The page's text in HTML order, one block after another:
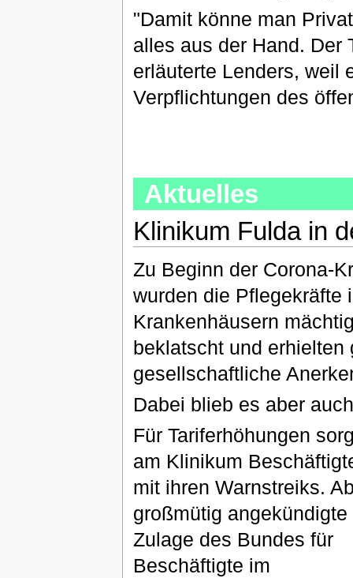
"Damit könne man
alles aus der Hand. Der
erläuterte Lenders, weil
Verpflichtungen des
Aktuelles
Klinikum Fulda in
Zu Beginn der Corona-
wurden die Pflegekräfte
Krankenhäusern
beklatscht und erhielten
gesellschaftliche
Dabei blieb es aber
Für Tariferhöhungen
am Klinikum
mit ihren Warnstreiks.
großmütig angekündigte
Zulage des Bundes für
Beschäftigte im